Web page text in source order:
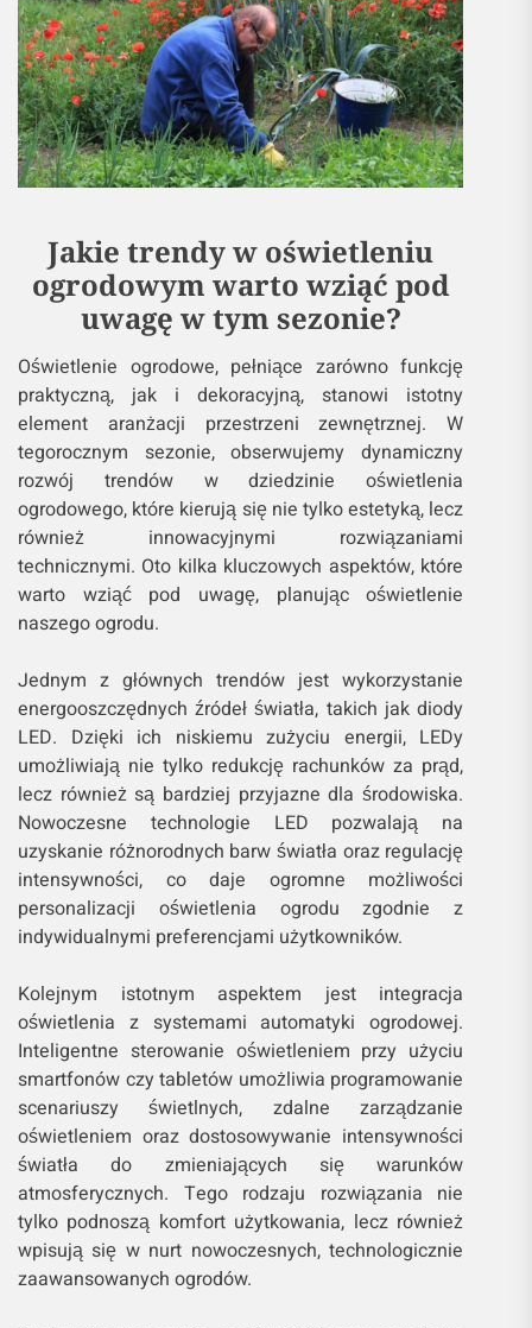
Jakie trendy w oświetleniu
ogrodowym warto wziąć pod
uwagę w tym sezonie?
Oświetlenie ogrodowe, pełniące zarówno funkcję
praktyczną, jak i dekoracyjną, stanowi istotny
element aranżacji przestrzeni zewnętrznej. W
tegorocznym sezonie, obserwujemy dynamiczny
rozwój trendów w dziedzinie oświetlenia
ogrodowego, które kierują się nie tylko estetyką, lecz
również innowacyjnymi rozwiązaniami
technicznymi. Oto kilka kluczowych aspektów, które
warto wziąć pod uwagę, planując oświetlenie
naszego ogrodu.
Jednym z głównych trendów jest wykorzystanie
energooszczędnych źródeł światła, takich jak diody
LED. Dzięki ich niskiemu zużyciu energii, LEDy
umożliwiają nie tylko redukcję rachunków za prąd,
lecz również są bardziej przyjazne dla środowiska.
Nowoczesne technologie LED pozwalają na
uzyskanie różnorodnych barw światła oraz regulację
intensywności, co daje ogromne możliwości
personalizacji oświetlenia ogrodu zgodnie z
indywidualnymi preferencjami użytkowników.
Kolejnym istotnym aspektem jest integracja
oświetlenia z systemami automatyki ogrodowej.
Inteligentne sterowanie oświetleniem przy użyciu
smartfonów czy tabletów umożliwia programowanie
scenariuszy świetlnych, zdalne zarządzanie
oświetleniem oraz dostosowywanie intensywności
światła do zmieniających się warunków
atmosferycznych. Tego rodzaju rozwiązania nie
tylko podnoszą komfort użytkowania, lecz również
wpisują się w nurt nowoczesnych, technologicznie
zaawansowanych ogrodów.